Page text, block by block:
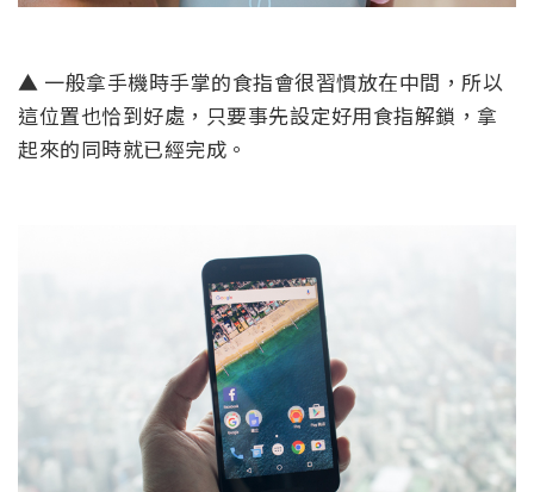
▲ 一般拿手機時手掌的食指會很習慣放在中間，所以
這位置也恰到好處，只要事先設定好用食指解鎖，拿
起來的同時就已經完成。